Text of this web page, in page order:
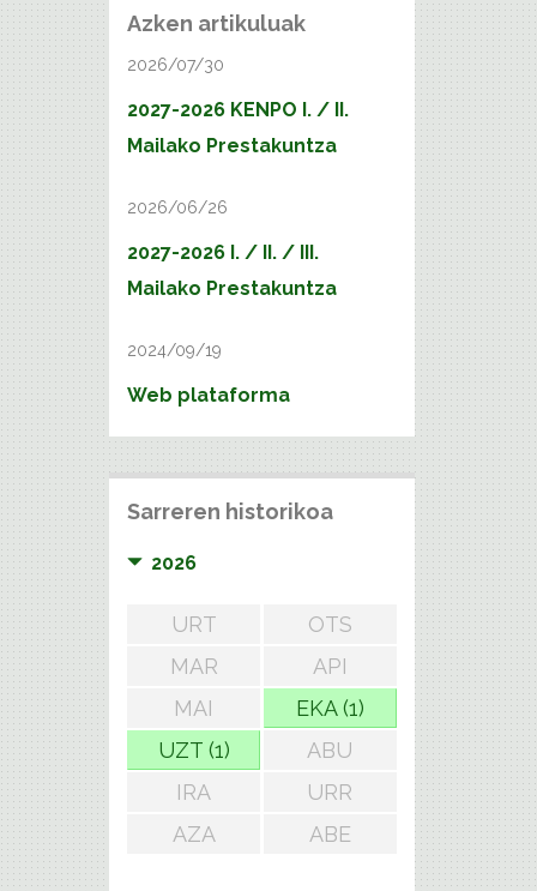
Azken artikuluak
2026/07/30
2027-2026 KENPO I. / II.
Mailako Prestakuntza
2026/06/26
2027-2026 I. / II. / III.
Mailako Prestakuntza
2024/09/19
Web plataforma
Sarreren historikoa
2026
URT
OTS
MAR
API
MAI
EKA (1)
UZT (1)
ABU
IRA
URR
AZA
ABE